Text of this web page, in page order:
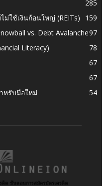
285
ใช้เงินก้อนใหญ่ (REITs)
159
vs. Debt Avalanche97
Literacy)
78
67
67
หรับมือใหม่
54